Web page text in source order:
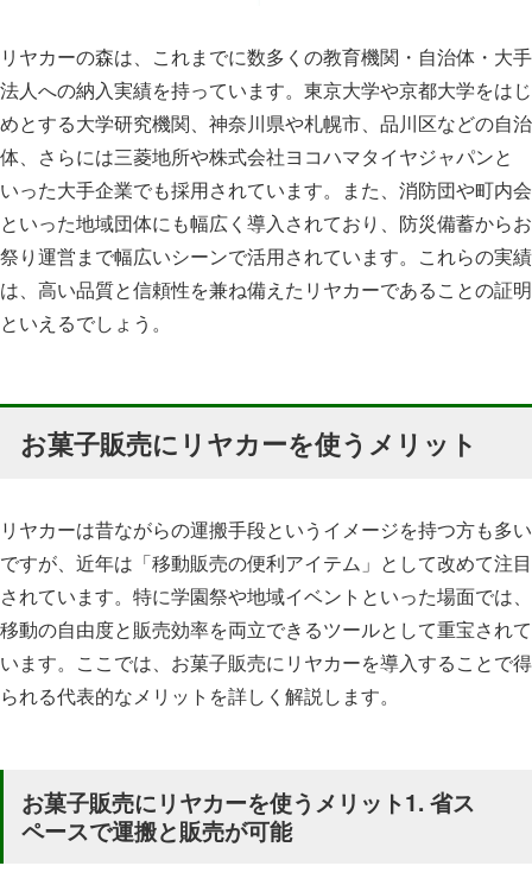
リヤカーの森は、これまでに数多くの教育機関・自治体・大手
法人への納入実績を持っています。東京大学や京都大学をはじ
めとする大学研究機関、神奈川県や札幌市、品川区などの自治
体、さらには三菱地所や株式会社ヨコハマタイヤジャパンと
いった大手企業でも採用されています。また、消防団や町内会
といった地域団体にも幅広く導入されており、防災備蓄からお
祭り運営まで幅広いシーンで活用されています。これらの実績
は、高い品質と信頼性を兼ね備えたリヤカーであることの証明
といえるでしょう。
お菓子販売にリヤカーを使うメリット
リヤカーは昔ながらの運搬手段というイメージを持つ方も多い
ですが、近年は「移動販売の便利アイテム」として改めて注目
されています。特に学園祭や地域イベントといった場面では、
移動の自由度と販売効率を両立できるツールとして重宝されて
います。ここでは、お菓子販売にリヤカーを導入することで得
られる代表的なメリットを詳しく解説します。
お菓子販売にリヤカーを使うメリット1. 省ス
ペースで運搬と販売が可能